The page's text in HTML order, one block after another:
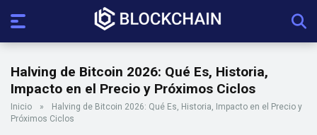
Halving de Bitcoin 2026: Qué Es, Historia,
Impacto en el Precio y Próximos Ciclos
Inicio »
Halving de Bitcoin 2026: Qué Es, Historia, Impacto en el Precio y
Próximos Ciclos